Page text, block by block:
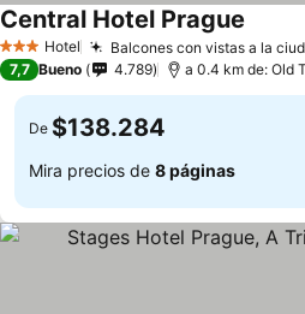
3 Estrellas
Hotel Balcones con vistas a la
Central Hotel Prague
7,7 Bueno 4.789 a 0.4 km de: Old
De $138.284
Mira precios de 8 páginas